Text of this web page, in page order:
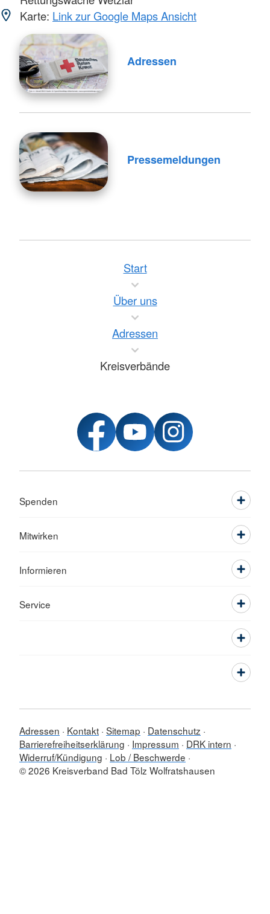
Karte: Link zur Google Maps Ansicht
Adressen
Pressemeldungen
Start
Über uns
Adressen
Kreisverbände
Spenden
Mitwirken
Informieren
Service
Adressen Kontakt Sitemap
Datenschutz
Barrierefreiheitserklärung
Impressum
DRK intern
Widerruf/Kündigung
Lob / Beschwerde
© 2026 Kreisverband Bad Tölz Wolfratshausen